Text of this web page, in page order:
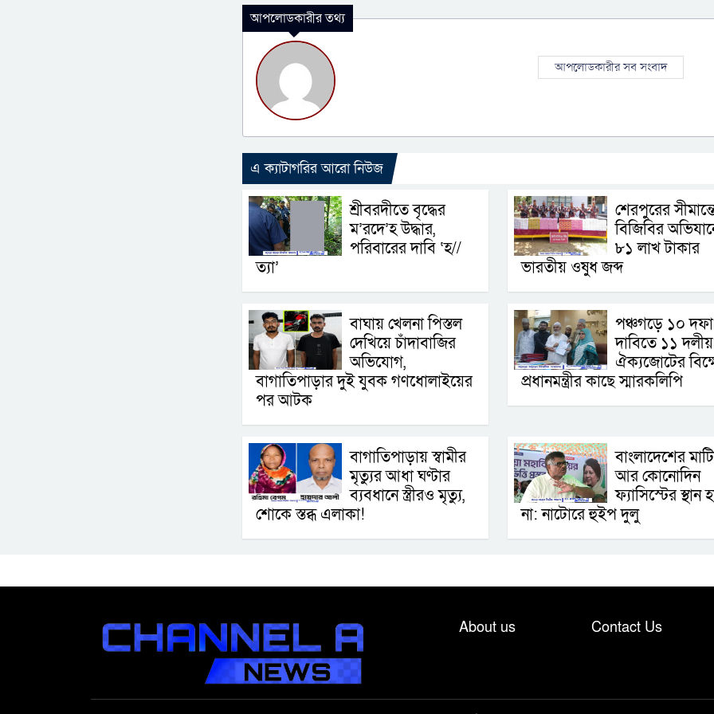
আপলোডকারীর তথ্য
আপলোডকারীর সব সংবাদ
এ ক্যাটাগরির আরো নিউজ
শ্রীবরদীতে বৃদ্ধের
ম’রদে’হ উদ্ধার,
পরিবারের দাবি ‘হ//
ত্যা’
শেরপুরের
বিজিবির
৮১ লাখ টাকার
ভারতীয় ওষুধ জব্দ
বাঘায় খেলনা পিস্তল
দেখিয়ে চাঁদাবাজির
অভিযোগ,
বাগাতিপাড়ার দুই যুবক গণধোলাইয়ের
পর আটক
পঞ্চগড়ে ১০ দফা
দাবিতে ১১ দলীয়
ঐক্যজোটের
প্রধানমন্ত্রীর কাছে স্মারকলিপি
বাগাতিপাড়ায় স্বামীর
মৃত্যুর আধা ঘণ্টার
ব্যবধানে স্ত্রীরও মৃত্যু,
শোকে স্তব্ধ এলাকা!
বাংলাদেশের
আর কোনোদিন
ফ্যাসিস্টের স্থান
না: নাটোরে হুইপ দুলু
About us Contact Us